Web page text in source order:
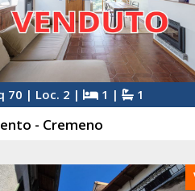
70 | Loc. 2 | 1 | 1
- Cremeno